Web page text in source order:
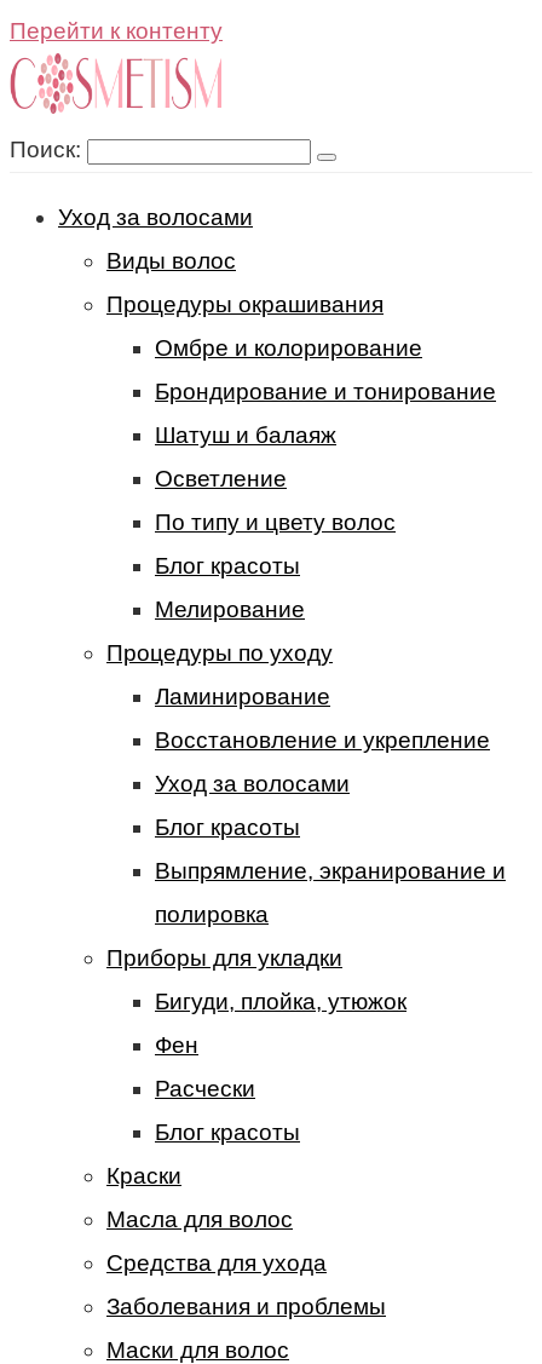
Перейти к контенту
Поиск:
Уход за волосами
Виды волос
Процедуры окрашивания
Омбре и колорирование
Брондирование и тонирование
Шатуш и балаяж
Осветление
По типу и цвету волос
Блог красоты
Мелирование
Процедуры по уходу
Ламинирование
Восстановление и укрепление
Уход за волосами
Блог красоты
Выпрямление, экранирование и
полировка
Приборы для укладки
Бигуди, плойка, утюжок
Фен
Расчески
Блог красоты
Краски
Масла для волос
Средства для ухода
Заболевания и проблемы
Маски для волос